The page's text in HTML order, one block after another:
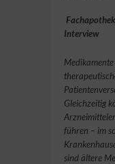
Interview
Gleichzeitig
führen – im
sind ältere